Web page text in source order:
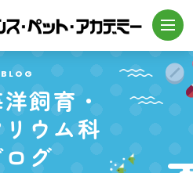
BLOG
飼育・
ウム科
ログ